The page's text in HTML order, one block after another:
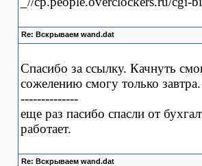
Re: Вскрываем wand.dat
Спасибо за ссылку. Качнуть
сожелению смогу только завтра.
--------------
еще раз пасибо спасли от
работает.
Re: Вскрываем wand.dat